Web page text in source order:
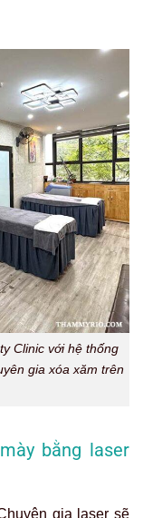
Clinic với hệ thống
gia xóa xăm trên
bằng laser
gia laser sẽ